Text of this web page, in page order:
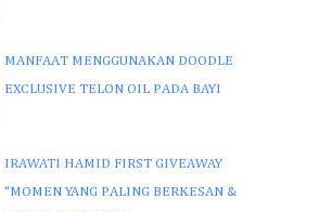
MANFAAT MENGGUNAKAN DOODLE
EXCLUSIVE TELON OIL PADA BAYI
IRAWATI HAMID FIRST GIVEAWAY
“MOMEN YANG PALING BERKESAN &